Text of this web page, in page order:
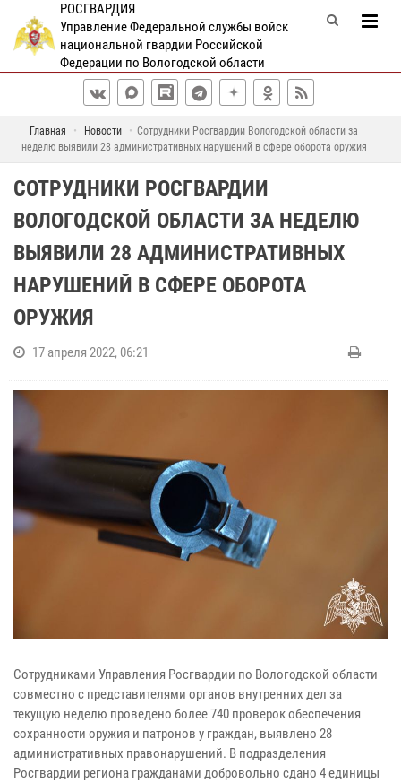
РОСГВАРДИЯ
Управление Федеральной службы войск
национальной гвардии Российской
Федерации по Вологодской области
Главная Новости
Сотрудники Росгвардии Вологодской области за
неделю выявили 28 административных нарушений в сфере оборота оружия
СОТРУДНИКИ РОСГВАРДИИ
ВОЛОГОДСКОЙ ОБЛАСТИ ЗА НЕДЕЛЮ
ВЫЯВИЛИ 28 АДМИНИСТРАТИВНЫХ
НАРУШЕНИЙ В СФЕРЕ ОБОРОТА
ОРУЖИЯ
17 апреля 2022, 06:21
Сотрудниками Управления Росгвардии по Вологодской области
совместно с представителями органов внутренних дел за
текущую неделю проведено более 740 проверок обеспечения
сохранности оружия и патронов у граждан, выявлено 28
административных правонарушений. В подразделения
Росгвардии региона гражданами добровольно сдано 4 единицы